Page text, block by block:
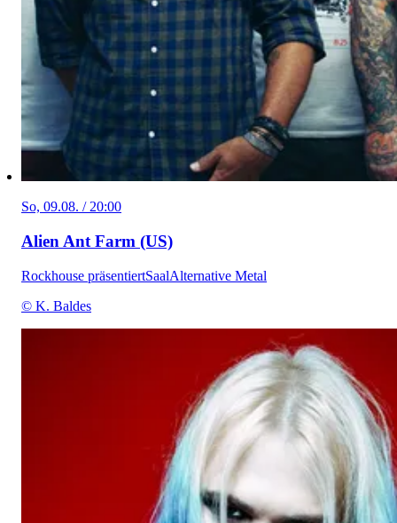
So, 09.08. / 20:00
Alien Ant Farm (US)
Rockhouse präsentiertSaalAlternative Metal
© K. Baldes